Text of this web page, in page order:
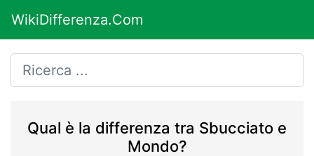
WikiDifferenza.Com
Qual è la differenza tra Sbucciato e
Mondo?